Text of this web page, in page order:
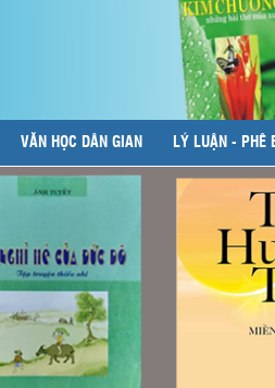
VĂN HỌC DÂN GIAN LÝ LUẬN - PHÊ